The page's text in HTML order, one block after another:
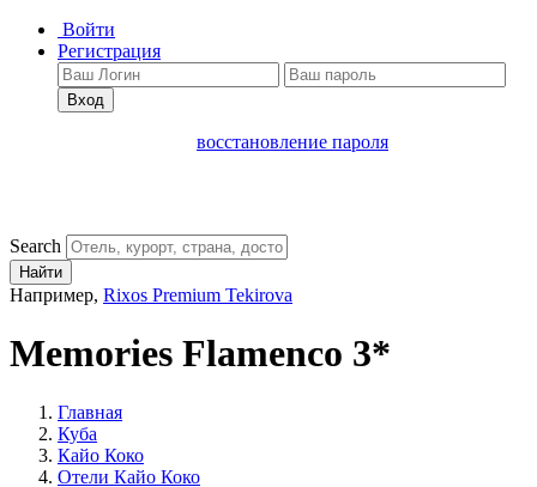
Войти
Регистрация
Вход
восстановление пароля
Search
Найти
Например, Rixos Premium Tekirova
Memories Flamenco 3*
Главная
Куба
Кайо Коко
Отели Кайо Коко